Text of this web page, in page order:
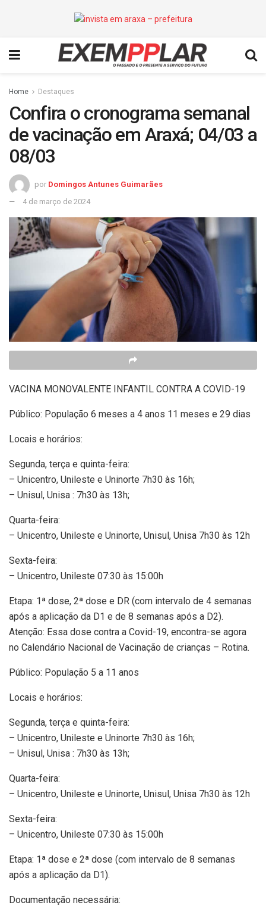
Home Destaques
Confira o cronograma semanal
de vacinação em Araxá; 04/03 a
08/03
por Domingos Antunes Guimarães
4 de março de 2024
VACINA MONOVALENTE INFANTIL CONTRA A COVID-19
Público: População 6 meses a 4 anos 11 meses e 29 dias
Locais e horários:
Segunda, terça e quinta-feira:
– Unicentro, Unileste e Uninorte 7h30 às 16h;
– Unisul, Unisa : 7h30 às 13h;
Quarta-feira:
– Unicentro, Unileste e Uninorte, Unisul, Unisa 7h30 às 12h
Sexta-feira:
– Unicentro, Unileste 07:30 às 15:00h
Etapa: 1ª dose, 2ª dose e DR (com intervalo de 4 semanas
após a aplicação da D1 e de 8 semanas após a D2).
Atenção: Essa dose contra a Covid-19, encontra-se agora
no Calendário Nacional de Vacinação de crianças – Rotina.
Público: População 5 a 11 anos
Locais e horários:
Segunda, terça e quinta-feira:
– Unicentro, Unileste e Uninorte 7h30 às 16h;
– Unisul, Unisa : 7h30 às 13h;
Quarta-feira:
– Unicentro, Unileste e Uninorte, Unisul, Unisa 7h30 às 12h
Sexta-feira:
– Unicentro, Unileste 07:30 às 15:00h
Etapa: 1ª dose e 2ª dose (com intervalo de 8 semanas
após a aplicação da D1).
Documentação necessária: